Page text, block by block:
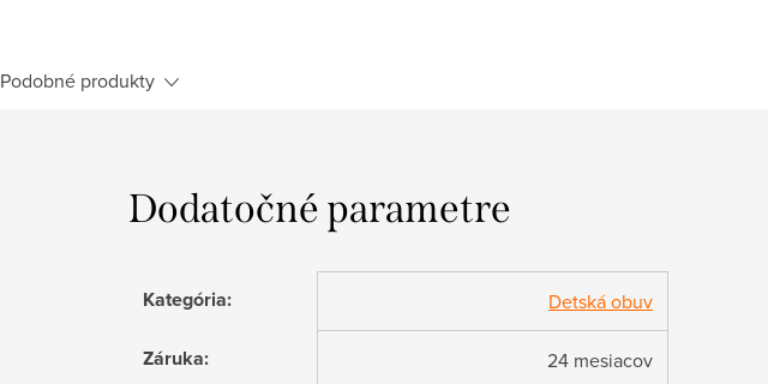
Podobné produkty
Dodatočné parametre
Kategória: Detská obuv
Záruka: 24 mesiacov